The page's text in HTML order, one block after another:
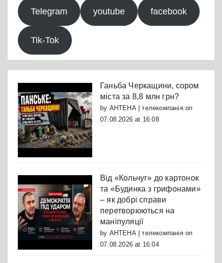
Telegram youtube facebook
Tik-Tok
Ганьба Черкащини, сором
міста за 8,8 млн грн?
by АНТЕНА | телекомпаніяon
07.08.2026 at 16:08
Від «Кольчуг» до картонок
та «Будинка з грифонами»
– як добрі справи
перетворюються на
маніпуляції
by АНТЕНА | телекомпаніяon
07.08.2026 at 16:04